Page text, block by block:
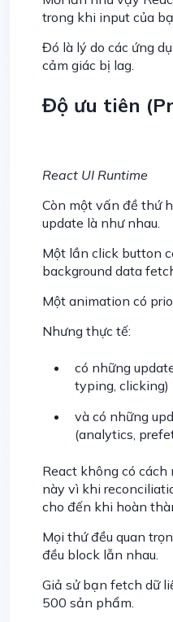
trong khi input của
Đó là lý do các ứng
cảm giác bị lag.
Độ ưu tiên
React UI Runtime
Còn một vấn đề thứ
update là như nhau.
Một lần click button
background data
Một animation có
Nhưng thực tế:
có những
typing, clicking)
và có những
(analytics,
React không có cách
này vì khi
cho đến khi hoàn
Mọi thứ đều quan
đều block lẫn nhau.
Giả sử bạn fetch dữ
500 sản phẩm.